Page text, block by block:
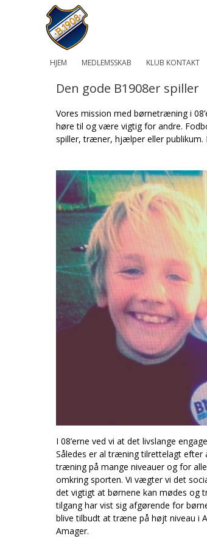
HJEM MEDLEMSSKAB KLUB KONTAKT
Den gode B1908er spiller
Vores mission med børnetræning i
høre til og være vigtig for andre.
spiller, træner, hjælper eller publikum.
I 08’erne ved vi at det livslange
Således er al træning tilrettelagt efter
træning på mange niveauer og for
omkring sporten. Vi vægter vi det
det vigtigt at børnene kan mødes
tilgang har vist sig afgørende for
blive tilbudt at træne på højt niveau i
Amager.